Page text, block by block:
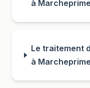
à
Le traitement
à